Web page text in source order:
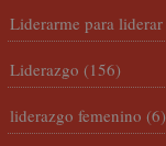
Liderarme para liderar
Liderazgo (156)
liderazgo femenino (6)